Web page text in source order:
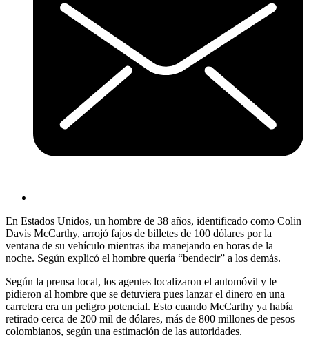
En Estados Unidos, un hombre de 38 años, identificado como Colin
Davis McCarthy, arrojó fajos de billetes de 100 dólares por la
ventana de su vehículo mientras iba manejando en horas de la
noche. Según explicó el hombre quería “bendecir” a los demás.
Según la prensa local, los agentes localizaron el automóvil y le
pidieron al hombre que se detuviera pues lanzar el dinero en una
carretera era un peligro potencial. Esto cuando McCarthy ya había
retirado cerca de 200 mil de dólares, más de 800 millones de pesos
colombianos, según una estimación de las autoridades.